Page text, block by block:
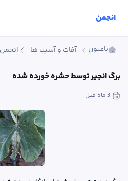
باغبون آفات و آسیب ها انجمن
برگ انجیر توسط حشره خورده شده
3 ماه قبل
انجمن